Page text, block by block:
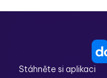
Stáhněte si aplikaci